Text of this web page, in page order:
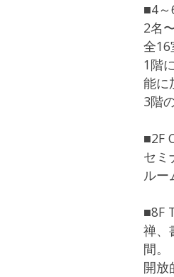
■4
2名
全16
1階
能に
3階
■2F
セミ
ルー
■8F
禅、
間。
開放